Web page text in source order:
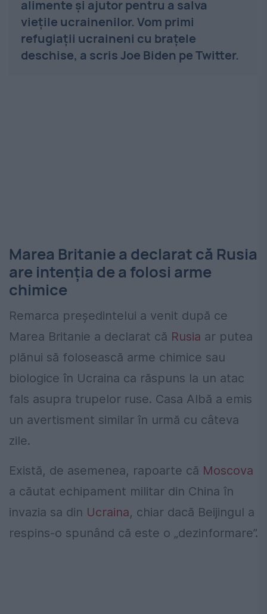
alimente și ajutor pentru a salva
viețile ucrainenilor. Vom primi
refugiații ucraineni cu brațele
deschise, a scris Joe Biden pe Twitter.
Marea Britanie a declarat că Rusia
are intenția de a folosi arme
chimice
Remarca președintelui a venit după ce
Marea Britanie a declarat că Rusia ar putea
plănui să folosească arme chimice sau
biologice în Ucraina ca răspuns la un atac
fals asupra trupelor ruse. Casa Albă a emis
un avertisment similar în urmă cu câteva
zile.
Există, de asemenea, rapoarte că Moscova
a căutat echipament militar din China în
invazia sa din Ucraina, chiar dacă Beijingul a
respins-o spunând că este o „dezinformare”.